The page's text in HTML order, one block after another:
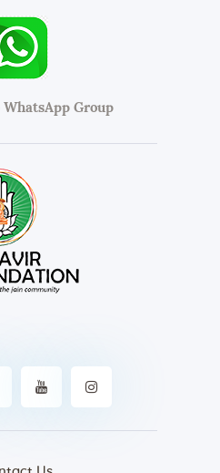
Group